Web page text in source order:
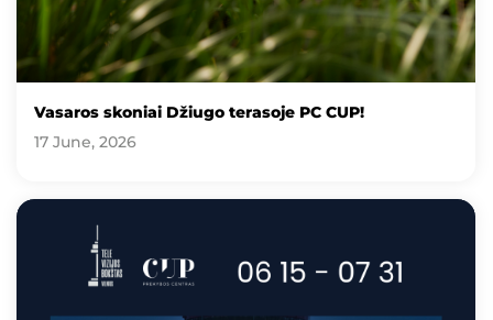
Vasaros skoniai Džiugo terasoje PC CUP!
17 June, 2026